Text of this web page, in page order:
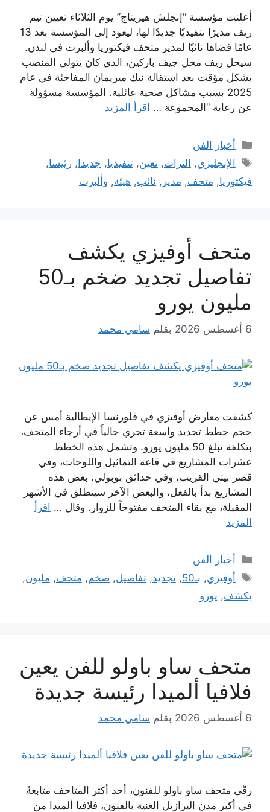
أعلنت مؤسسة “إنجلش هيريتاج” يوم الثلاثاء تعيين تيم
ريف مديرًا تنفيذيًا جديدًا لها، ليعود إلى المؤسسة بعد 13
عامًا قضاها نائبًا لمدير متحف فيكتوريا وألبرت في لندن.
سيحل ريف محل جيف باركين، الذي كان يتولى المنصب
بشكل مؤقت بعد استقالة نيك ميريمان المفاجئة في عام
2025 بسبب مشاكل صحية عائلية. المؤسسة مسؤولة
عن رعاية “المجموعة … اقرأ المزيد
التصنيفات
أخبار الفن
الوسوم
الإنجليزي, التراث,تعين,تنفيذيا, جديدا ,رئيسا,
فيكتوريا, متحف, مدير , نائب, هيئة, وألبرت
متحف أوفيزي يكشف
تفاصيل تجديد ضخم بـ50
مليون يورو
6 أغسطس 2026 بقلم سامي محمد
كشفت معارض أوفيزي في فلورنسا الإيطالية أمس عن
حجم خطط تجديد واسعة تجري حالياً في أرجاء المتحف،
بتكلفة تبلغ 50 مليون يورو. وتشمل هذه الخطط
عشرات المشاريع في قاعة التماثيل واللوحات، وفي
قصر بيتي القريب، وفي حدائق بوبولي. بعض هذه
المشاريع بدأ بالفعل، والبعض الآخر سينطلق في الأشهر
المقبلة، مع بقاء المتحف مفتوحاً للزوار. وقال … اقرأ
المزيد
التصنيفات
أخبار الفن
الوسوم
أوفيزي, بـ50 ,تجديد,تفاصيل,ضخم, متحف, مليون,
يكشف, يورو
متحف ساو باولو للفن يعين
فلافيا ألميدا رئيسة جديدة
6 أغسطس 2026 بقلم سامي محمد
رقّى متحف ساو باولو للفنون، أحد أكثر المتاحف متابعةً
في أكبر مدن البرازيل الغنية بالفنون، فلافيا ألميدا من